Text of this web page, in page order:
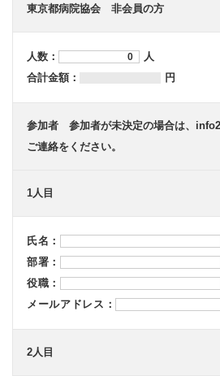
東京都病院協会 非会員の方
人数：
人
合計金額：
円
参加者 参加者が未決定の場合は、
ご連絡をください。
1人目
氏名：
部署：
役職：
メールアドレス：
2人目